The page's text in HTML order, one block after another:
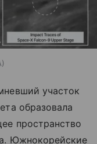
участок
образовала
пространство
Южнокорейские